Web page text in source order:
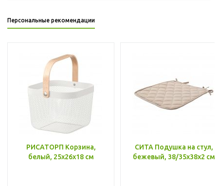
Персональные рекомендации
РИСАТОРП Корзина,
белый, 25x26x18 см
СИТА Подушка на стул,
бежевый, 38/35x38x2 см